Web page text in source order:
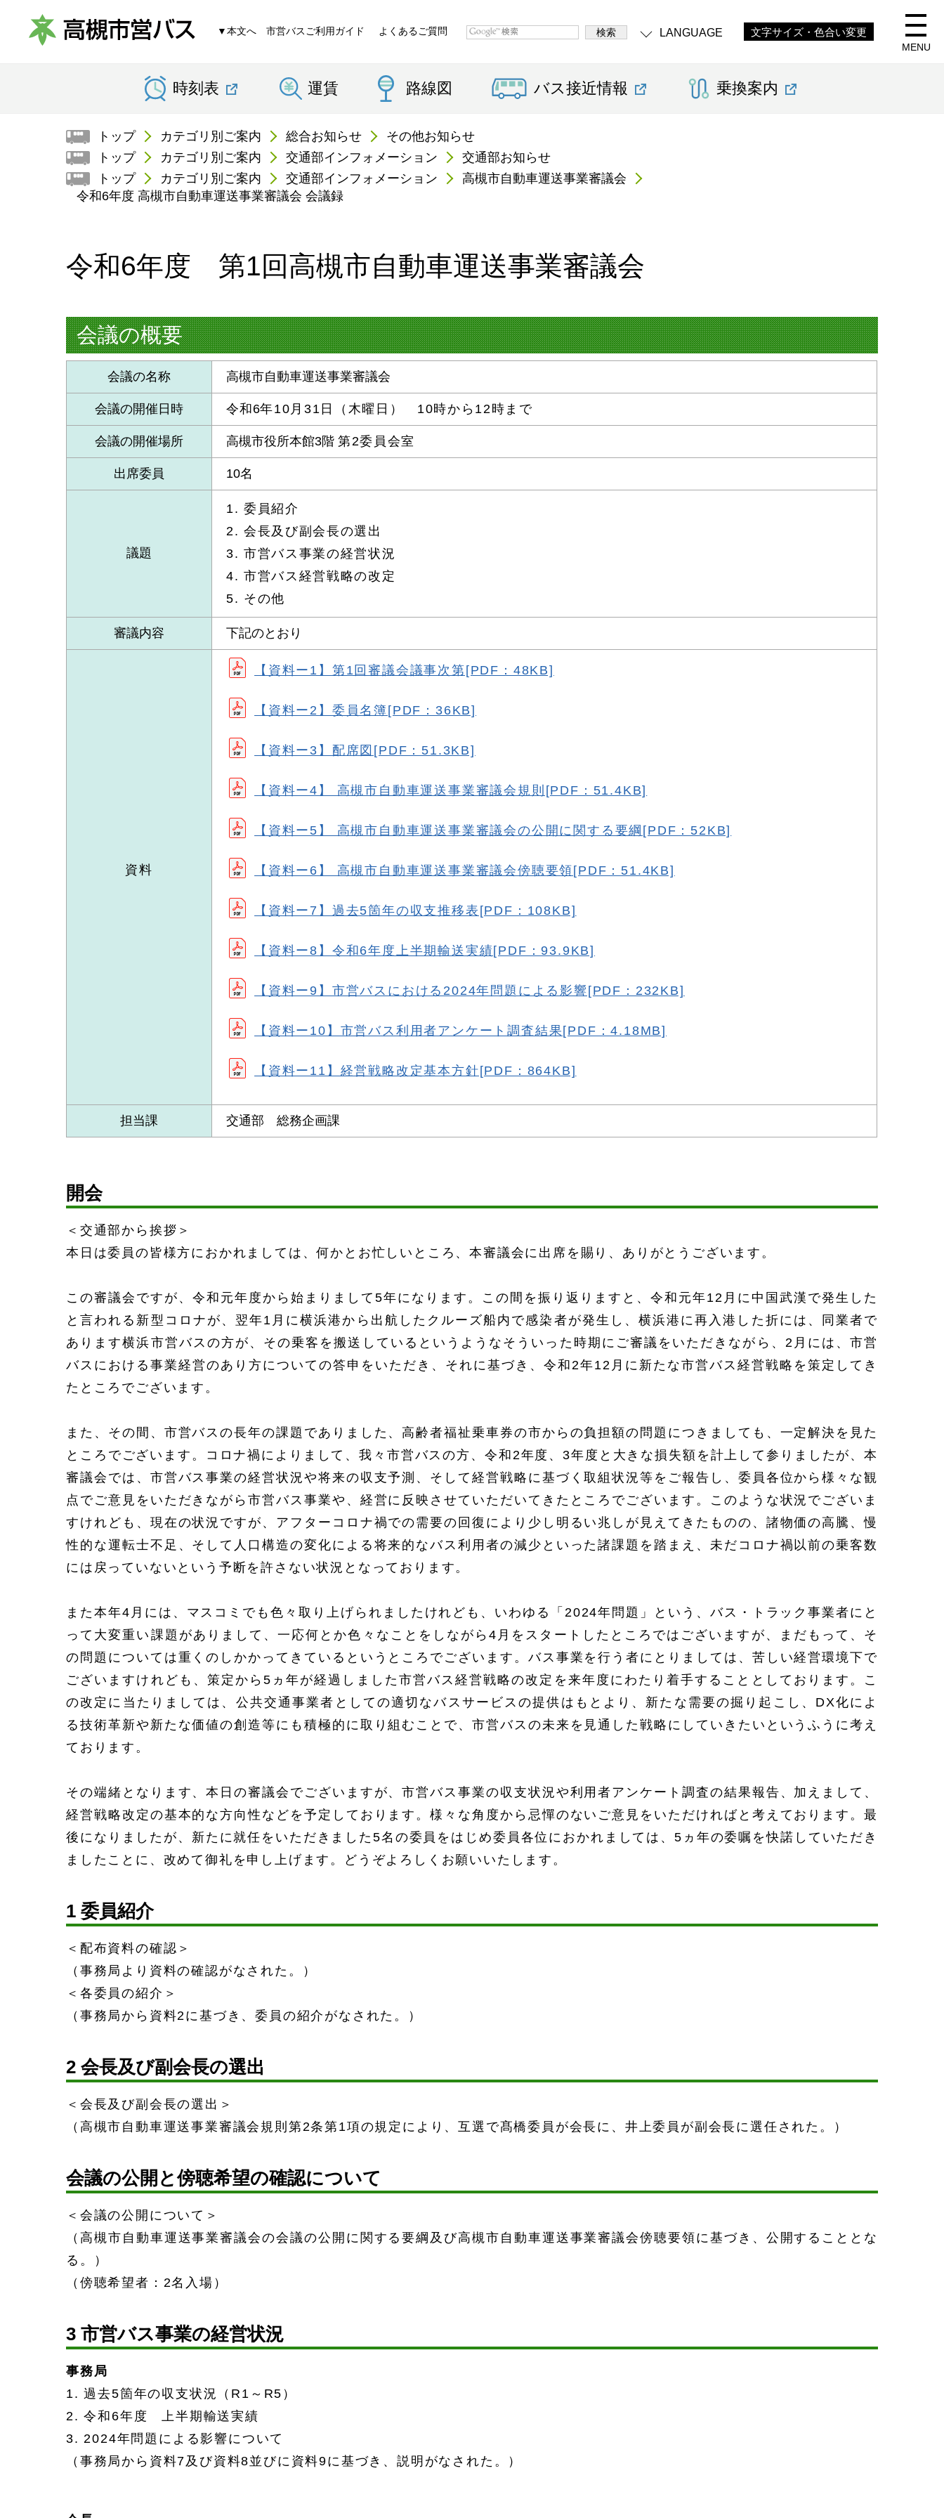
槻
市
営
バ
▼本文へ 市営バスご利用ガイド よくあるご質問 LANGUAGE
文字サイズ・色合い変更
MENU
時刻表 運賃 路線図 バス接近情報 乗換案内
トップ カテゴリ別ご案内 総合お知らせ
その他お知らせ
トップ
カテゴリ別ご案内 交通部インフォメーション
交通部お知らせ
トップ
カテゴリ別ご案内 交通部インフォメーション
高槻市自動車運送事業審議会
令和6年度 高槻市自動車運送事業審議会 会議録
令和6年度 第1回高槻市自動車運送事業審議会
会議の概要
会議の名称 高槻市自動車運送事業審議会
会議の開催日時 令和6年10月31日（木曜日） 10時から12時まで
会議の開催場所 高槻市役所本館3階第2委員会室
出席委員 10名
議題
1. 委員紹介
2. 会長及び副会長の選出
3. 市営バス事業の経営状況
4. 市営バス経営戦略の改定
5. その他
審議内容 下記のとおり
資料
【資料ー1】第1回審議会議事次第[PDF：48KB]
【資料ー2】委員名簿[PDF：36KB]
【資料ー3】配席図[PDF：51.3KB]
【資料ー4】 高槻市自動車運送事業審議会規則[PDF：51.4KB]
【資料ー5】 高槻市自動車運送事業審議会の公開に関する要綱[PDF：52KB]
【資料ー6】 高槻市自動車運送事業審議会傍聴要領[PDF：51.4KB]
【資料ー7】過去5箇年の収支推移表[PDF：108KB]
【資料ー8】令和6年度上半期輸送実績[PDF：93.9KB]
【資料ー9】市営バスにおける2024年問題による影響[PDF：232KB]
【資料ー10】市営バス利用者アンケート調査結果[PDF：4.18MB]
【資料ー11】経営戦略改定基本方針[PDF：864KB]
担当課 交通部 総務企画課
開会
＜交通部から挨拶＞
本日は委員の皆様方におかれましては、何かとお忙しいところ、本審議会に出席を賜り、ありがとうございます。
この審議会ですが、令和元年度から始まりまして5年になります。この間を振り返りますと、令和元年12月に中国武漢で発生した
と言われる新型コロナが、翌年1月に横浜港から出航したクルーズ船内で感染者が発生し、横浜港に再入港した折には、同業者で
あります横浜市営バスの方が、その乗客を搬送しているというようなそういった時期にご審議をいただきながら、2月には、市営
バスにおける事業経営のあり方についての答申をいただき、それに基づき、令和2年12月に新たな市営バス経営戦略を策定してき
たところでございます。
また、その間、市営バスの長年の課題でありました、高齢者福祉乗車券の市からの負担額の問題につきましても、一定解決を見た
ところでございます。コロナ禍によりまして、我々市営バスの方、令和2年度、3年度と大きな損失額を計上して参りましたが、本
審議会では、市営バス事業の経営状況や将来の収支予測、そして経営戦略に基づく取組状況等をご報告し、委員各位から様々な観
点でご意見をいただきながら市営バス事業や、経営に反映させていただいてきたところでございます。このような状況でございま
すけれども、現在の状況ですが、アフターコロナ禍での需要の回復により少し明るい兆しが見えてきたものの、諸物価の高騰、慢
性的な運転士不足、そして人口構造の変化による将来的なバス利用者の減少といった諸課題を踏まえ、未だコロナ禍以前の乗客数
には戻っていないという予断を許さない状況となっております。
また本年4月には、マスコミでも色々取り上げられましたけれども、いわゆる「2024年問題」という、バス・トラック事業者にと
って大変重い課題がありまして、一応何とか色々なことをしながら4月をスタートしたところではございますが、まだもって、そ
の問題については重くのしかかってきているというところでございます。バス事業を行う者にとりましては、苦しい経営環境下で
ございますけれども、策定から5ヵ年が経過しました市営バス経営戦略の改定を来年度にわたり着手することとしております。こ
の改定に当たりましては、公共交通事業者としての適切なバスサービスの提供はもとより、新たな需要の掘り起こし、DX化によ
る技術革新や新たな価値の創造等にも積極的に取り組むことで、市営バスの未来を見通した戦略にしていきたいというふうに考え
ております。
その端緒となります、本日の審議会でございますが、市営バス事業の収支状況や利用者アンケート調査の結果報告、加えまして、
経営戦略改定の基本的な方向性などを予定しております。様々な角度から忌憚のないご意見をいただければと考えております。最
後になりましたが、新たに就任をいただきました5名の委員をはじめ委員各位におかれましては、5ヵ年の委嘱を快諾していただき
ましたことに、改めて御礼を申し上げます。どうぞよろしくお願いいたします。
1 委員紹介
＜配布資料の確認＞
（事務局より資料の確認がなされた。）
＜各委員の紹介＞
（事務局から資料2に基づき、委員の紹介がなされた。）
2 会長及び副会長の選出
＜会長及び副会長の選出＞
（高槻市自動車運送事業審議会規則第2条第1項の規定により、互選で髙橋委員が会長に、井上委員が副会長に選任された。）
会議の公開と傍聴希望の確認について
＜会議の公開について＞
（高槻市自動車運送事業審議会の会議の公開に関する要綱及び高槻市自動車運送事業審議会傍聴要領に基づき、公開することとな
る。）
（傍聴希望者：2名入場）
3市営バス事業の経営状況
事務局
1. 過去5箇年の収支状況（R1～R5）
2. 令和6年度 上半期輸送実績
3. 2024年問題による影響について
（事務局から資料7及び資料8並びに資料9に基づき、説明がなされた。）